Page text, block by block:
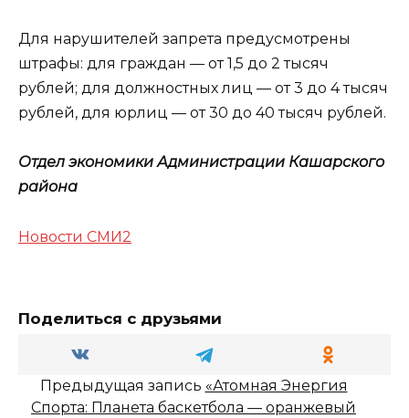
Для нарушителей запрета предусмотрены
штрафы: для граждан — от 1,5 до 2 тысяч
рублей; для должностных лиц — от 3 до 4 тысяч
рублей, для юрлиц — от 30 до 40 тысяч рублей.
Отдел экономики Администрации Кашарского
района
Новости СМИ2
Поделиться с друзьями
Предыдущая запись «Атомная Энергия
Спорта: Планета баскетбола — оранжевый